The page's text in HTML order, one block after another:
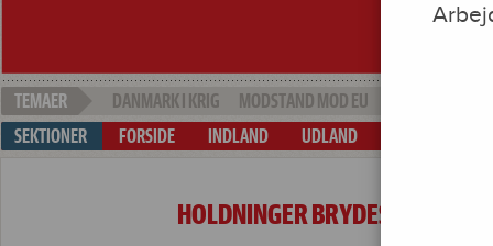
DANMARK I KRIG MODSTAND MOD EU
FORSIDE
INDLAND UDLAND
HOLDNINGER BRYDES I